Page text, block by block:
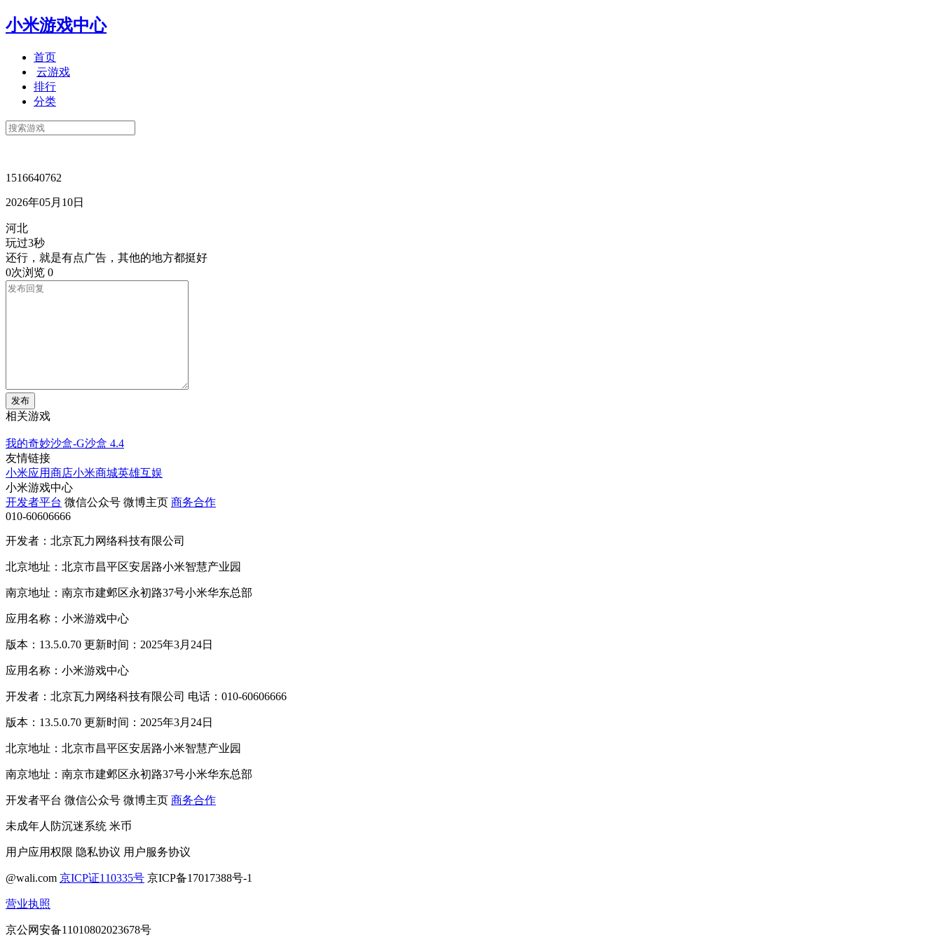
小米游戏中心
首页
云游戏
排行
分类
1516640762
2026年05月10日
河北
玩过3秒
还行，就是有点广告，其他的地方都挺好
0次浏览 0
发布
相关游戏
我的奇妙沙盒-G沙盒 4.4
友情链接
小米应用商店小米商城英雄互娱
小米游戏中心
开发者平台 微信公众号 微博主页 商务合作
010-60606666
开发者：北京瓦力网络科技有限公司
北京地址：北京市昌平区安居路小米智慧产业园
南京地址：南京市建邺区永初路37号小米华东总部
应用名称：小米游戏中心
版本：13.5.0.70 更新时间：2025年3月24日
应用名称：小米游戏中心
开发者：北京瓦力网络科技有限公司 电话：010-60606666
版本：13.5.0.70 更新时间：2025年3月24日
北京地址：北京市昌平区安居路小米智慧产业园
南京地址：南京市建邺区永初路37号小米华东总部
开发者平台 微信公众号 微博主页 商务合作
未成年人防沉迷系统 米币
用户应用权限 隐私协议 用户服务协议
@wali.com 京ICP证110335号 京ICP备17017388号-1
营业执照
京公网安备11010802023678号